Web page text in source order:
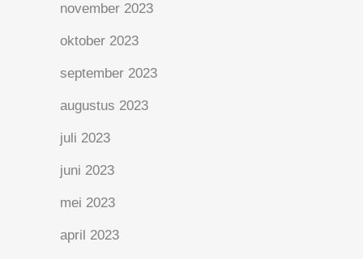
november 2023
oktober 2023
september 2023
augustus 2023
juli 2023
juni 2023
mei 2023
april 2023